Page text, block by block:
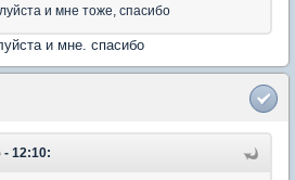
и мне тоже, спасибо
и мне. спасибо
- 12:10: